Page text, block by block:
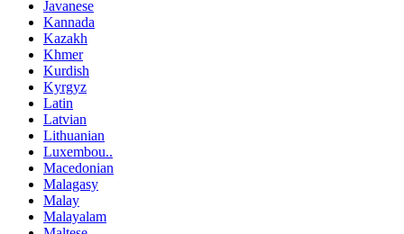
Javanese
Kannada
Kazakh
Khmer
Kurdish
Kyrgyz
Latin
Latvian
Lithuanian
Luxembou..
Macedonian
Malagasy
Malay
Malayalam